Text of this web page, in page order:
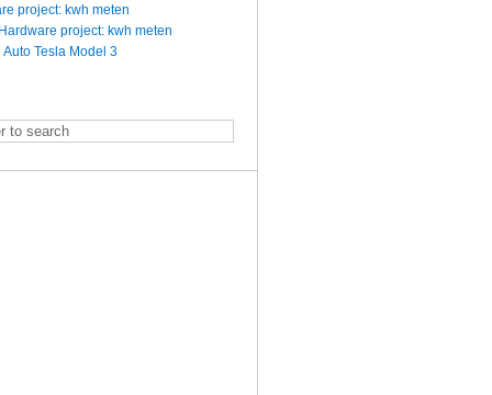
project: kwh meten
Hardware project: kwh meten
Auto Tesla Model 3